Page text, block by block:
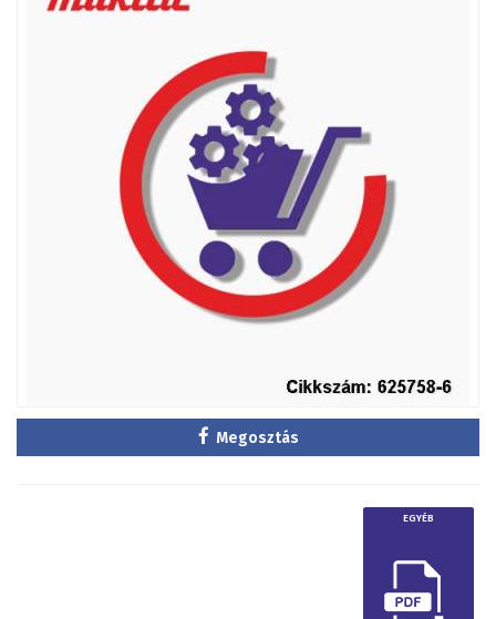
Megosztás
EGYÉB